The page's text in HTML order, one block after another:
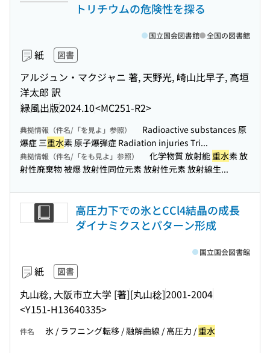
トリチウムの危険性を探る
紙 図書
アルジュン・マクジャニ 著, 天野光, 崎山比早子, 高垣
洋太郎 訳
緑風出版2024.10<MC251-R2>
国立国会図書館 全国の図書館
典拠情報（件名/「を見よ」参照）
Radioactive substances 原
爆症 三重水素 原子爆弾症 Radiation injuries Tri...
典拠情報（件名/「をも見よ」参照） 化学物質 放射能重水素 放
射性廃棄物 被爆 放射性同位元素 放射性元素 放射線生...
高圧力下での氷とCCl4結晶の成長
ダイナミクスとパターン形成
紙 図書
丸山稔, 大阪市立大学 [著][丸山稔]2001-2004
<Y151-H13640335>
国立国会図書館
件名 氷 / ラフニング転移 / 融解曲線 / 高圧力 /重水